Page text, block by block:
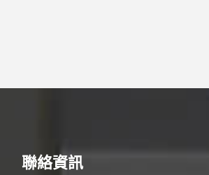
聯絡資訊